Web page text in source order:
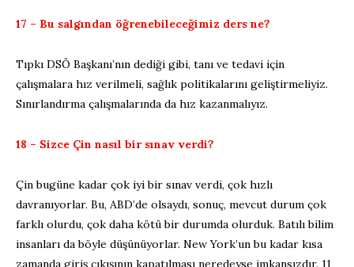
17 – Bu salgından öğrenebileceğimiz ders ne?
Tıpkı DSÖ Başkanı’nın dediği gibi, tanı ve tedavi için
çalışmalara hız verilmeli, sağlık politikalarını geliştirmeliyiz.
Sınırlandırma çalışmalarında da hız kazanmalıyız.
18 – Sizce Çin nasıl bir sınav verdi?
Çin bugüne kadar çok iyi bir sınav verdi, çok hızlı
davranıyorlar. Bu, ABD’de olsaydı, sonuç, mevcut durum çok
farklı olurdu, çok daha kötü bir durumda olurduk. Batılı bilim
insanları da böyle düşünüyorlar. New York’un bu kadar kısa
zamanda giriş çıkışının kapatılması neredeyse imkansızdır. 11